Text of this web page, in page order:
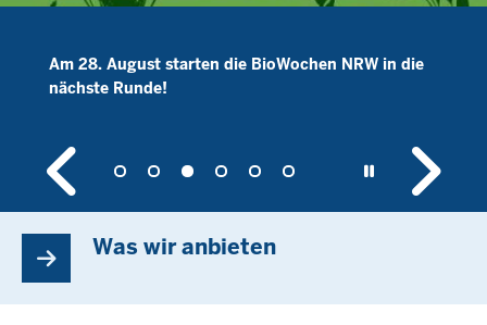
Service-Bereich.
Was wir anbieten